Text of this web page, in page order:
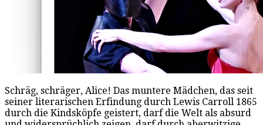
Schräg, schräger, Alice! Das muntere Mädchen, das seit
seiner literarischen Erfindung durch Lewis Carroll 1865
durch die Kindsköpfe geistert, darf die Welt als absurd